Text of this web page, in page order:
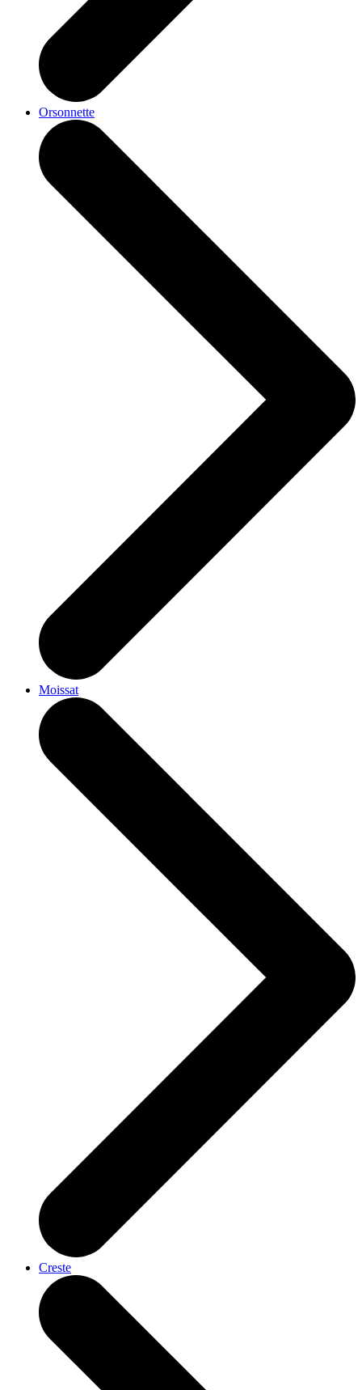
Orsonnette
Moissat
Creste